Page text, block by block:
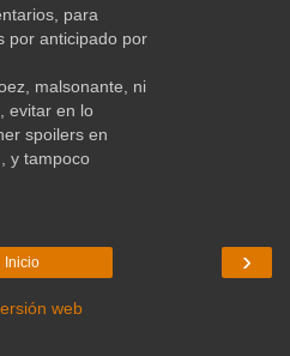
para
por anticipado por
malsonante, ni
evitar en lo
spoilers en
y tampoco
›
Inicio
web